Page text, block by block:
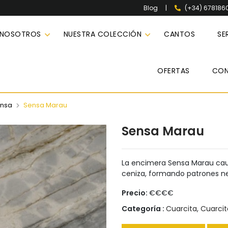
Blog | (+34)
NUESTRA COLECCIÓN CANTOS
OFERTAS
Sensa Marau
Sensa Marau
La encimera Sensa Marau
ceniza, formando patrones
Precio: €€€€
Categoría : Cuarcita,